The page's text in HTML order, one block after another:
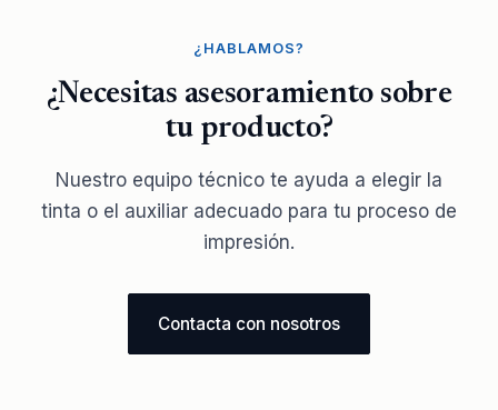
¿HABLAMOS?
¿Necesitas asesoramiento sobre
tu producto?
Nuestro equipo técnico te ayuda a elegir la
tinta o el auxiliar adecuado para tu proceso de
impresión.
Contacta con nosotros